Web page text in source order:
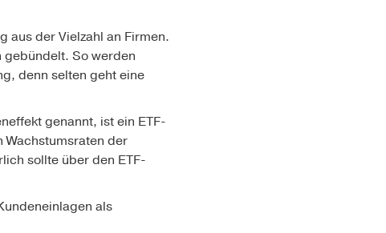
aus der Vielzahl an Firmen.
gebündelt. So werden
denn selten geht eine
genannt, ist ein ETF-
der
sollte über den ETF-
als